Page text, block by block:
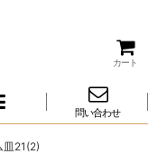
カート
問い合わせ
21(2)